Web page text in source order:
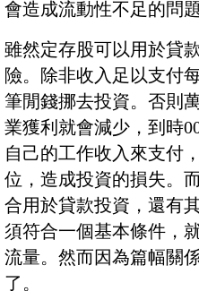
會造成流動性不足的問題
雖然定存股可以用於貸
險。除非收入足以支付
筆閒錢挪去投資。否則
業獲利就會減少，到時
自己的工作收入來支付
位，造成投資的損失。
合用於貸款投資，還有
須符合一個基本條件，
流量。然而因為篇幅關
了。